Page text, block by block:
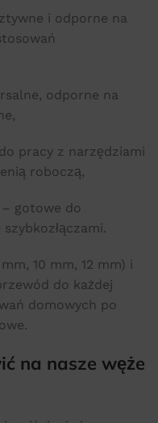
i odporne na
odporne na
pracy z narzędziami
roboczą,
– gotowe do
10 mm, 12 mm) i
do każdej
domowych po
na nasze węże